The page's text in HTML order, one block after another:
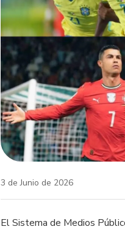
3 de Junio de 2026
El Sistema de Medios